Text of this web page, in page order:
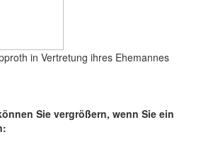
in Vertretung ihres Ehemannes
Sie vergrößern, wenn Sie ein